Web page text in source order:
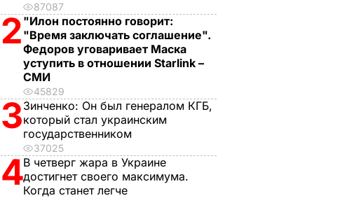
87087
2 "Илон постоянно говорит:
"Время заключать соглашение".
Федоров уговаривает Маска
уступить в отношении Starlink –
СМИ
45829
3Зинченко: Он был генералом КГБ,
который стал украинским
государственником
37025
4В четверг жара в Украине
достигнет своего максимума.
Когда станет легче